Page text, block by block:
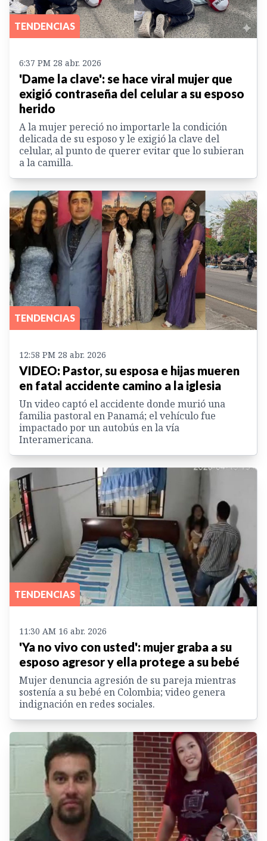
TENDENCIAS
6:37 PM 28 abr. 2026
'Dame la clave': se hace viral mujer que
exigió contraseña del celular a su esposo
herido
A la mujer pereció no importarle la condición
delicada de su esposo y le exigió la clave del
celular, al punto de querer evitar que lo subieran
a la camilla.
TENDENCIAS
12:58 PM 28 abr. 2026
VIDEO: Pastor, su esposa e hijas mueren
en fatal accidente camino a la iglesia
Un video captó el accidente donde murió una
familia pastoral en Panamá; el vehículo fue
impactado por un autobús en la vía
Interamericana.
TENDENCIAS
11:30 AM 16 abr. 2026
'Ya no vivo con usted': mujer graba a su
esposo agresor y ella protege a su bebé
Mujer denuncia agresión de su pareja mientras
sostenía a su bebé en Colombia; video genera
indignación en redes sociales.